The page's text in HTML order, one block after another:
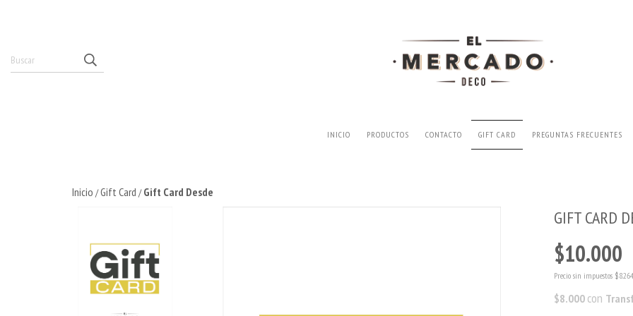
INICIO PRODUCTOS CONTACTO GIFT CARD PREGUNTAS FRECUENTES
Inicio /Gift Card / Gift Card Desde
GIFT CARD
$10.000
Precio sin impuestos
$8.000 con